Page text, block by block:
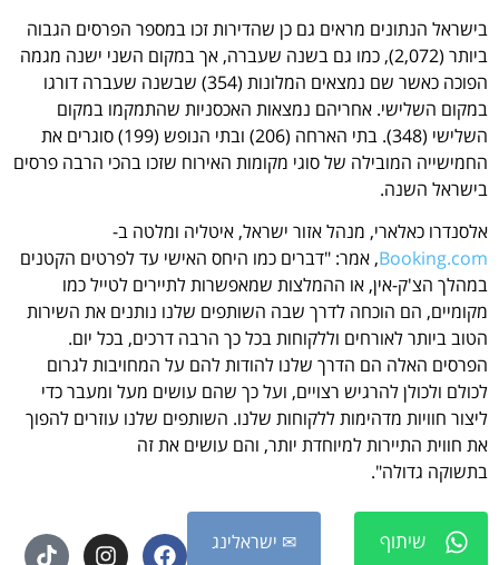
בישראל הנתונים מראים גם כן שהדירות זכו במספר הפרסים הגבוה
ביותר (2,072), כמו גם בשנה שעברה, אך במקום השני ישנה מגמה
הפוכה כאשר שם נמצאים המלונות (354) שבשנה שעברה דורגו
במקום השלישי. אחריהם נמצאות האכסניות שהתמקמו במקום
השלישי (348). בתי הארחה (206) ובתי הנופש (199) סוגרים את
החמישייה המובילה של סוגי מקומות האירוח שזכו בהכי הרבה פרסים
בישראל השנה.
אלסנדרו כאלארי, מנהל אזור ישראל, איטליה ומלטה ב-
Booking.com, אמר: "דברים כמו היחס האישי עד לפרטים הקטנים
במהלך הצ'ק-אין, או ההמלצות שמאפשרות לתיירים לטייל כמו
מקומיים, הם הוכחה לדרך שבה השותפים שלנו נותנים את השירות
הטוב ביותר לאורחים וללקוחות בכל כך הרבה דרכים, בכל יום.
הפרסים האלה הם הדרך שלנו להודות להם על המחויבות לגרום
לכולם ולכולן להרגיש רצויים, ועל כך שהם עושים מעל ומעבר כדי
ליצור חוויות מדהימות ללקוחות שלנו. השותפים שלנו עוזרים להפוך
את חווית התיירות למיוחדת יותר, והם עושים את זה
בתשוקה גדולה".
שיתוף ✉ ישראלינג